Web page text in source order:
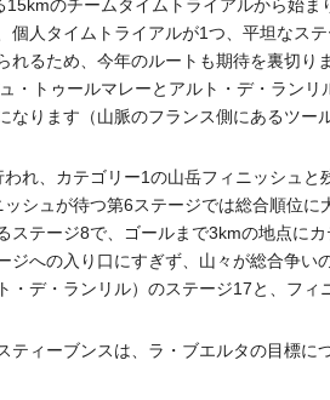
のチームタイムトライアルから始
個人タイムトライアルが1つ、平坦なス
れるため、今年のルートも期待を裏切
・トゥールマレーとアルト・デ・ラン
ります（山脈のフランス側にあるツー
れ、カテゴリー1の山岳フィニッシュ
シュが待つ第6ステージでは総合順位に
ステージ8で、ゴールまで3kmの地点に
ジへの入り口にすぎず、山々が総合争
・デ・ランリル）のステージ17と、フ
ィーブンスは、ラ・ブエルタの目標に